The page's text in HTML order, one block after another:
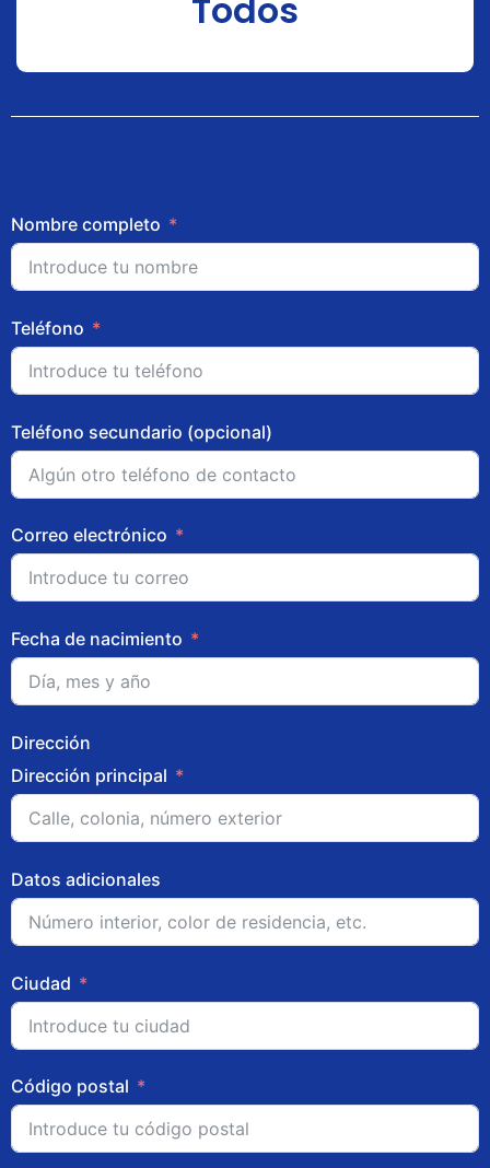
Todos
Nombre completo
Teléfono
Teléfono secundario (opcional)
Correo electrónico
Fecha de nacimiento
Dirección
Dirección principal
Datos adicionales
Ciudad
Código postal